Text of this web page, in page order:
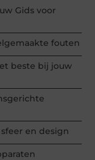
Gids voor
fouten
beste bij jouw
en design